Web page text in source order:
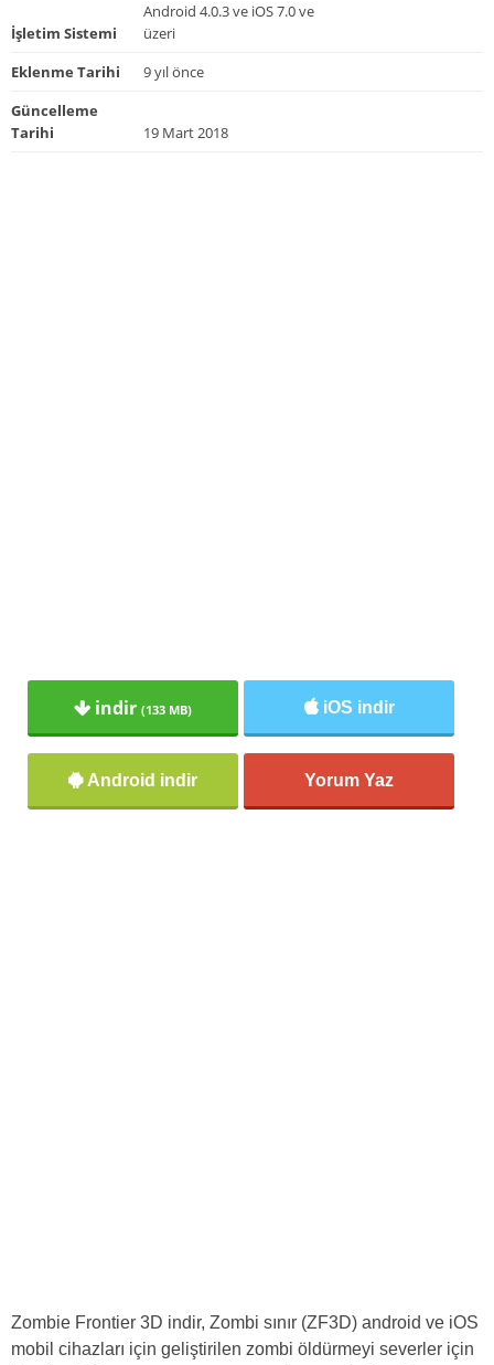
İşletim Sistemi
Android 4.0.3 ve iOS 7.0 ve
üzeri
Eklenme Tarihi
9 yıl önce
Güncelleme
Tarihi
19 Mart 2018
indir(133 MB) iOS indir
Android indir Yorum Yaz
Zombie Frontier 3D indir, Zombi sınır (ZF3D) android ve iOS
mobil cihazları için geliştirilen zombi öldürmeyi severler için